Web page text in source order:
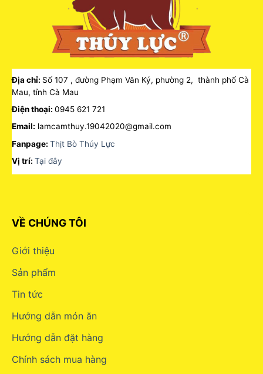
Địa chỉ: Số 107 , đường Phạm Văn Ký, phường 2, thành phố Cà
Mau, tỉnh Cà Mau
Điện thoại: 0945 621 721
Email: lamcamthuy.19042020@gmail.com
Fanpage: Thịt Bò Thúy Lực
Vị trí: Tại đây
VỀ CHÚNG TÔI
Giới thiệu
Sản phẩm
Tin tức
Hướng dẫn món ăn
Hướng dẫn đặt hàng
Chính sách mua hàng